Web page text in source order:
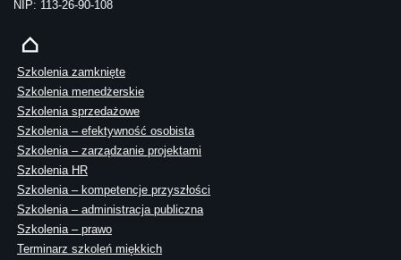
NIP: 113-26-90-108
Szkolenia zamknięte
Szkolenia menedżerskie
Szkolenia sprzedażowe
Szkolenia – efektywność osobista
Szkolenia – zarządzanie projektami
Szkolenia HR
Szkolenia – kompetencje przyszłości
Szkolenia – administracja publiczna
Szkolenia – prawo
Terminarz szkoleń miękkich